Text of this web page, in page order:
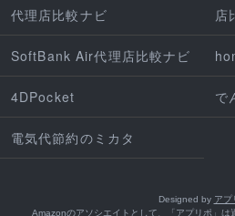
代理店比較ナビ 店
SoftBank Air代理店比較ナビ
4DPocket で
電気代節約のミカタ
Designed by アプ
Amazonのアソシエイトとして、「アプリポ」は